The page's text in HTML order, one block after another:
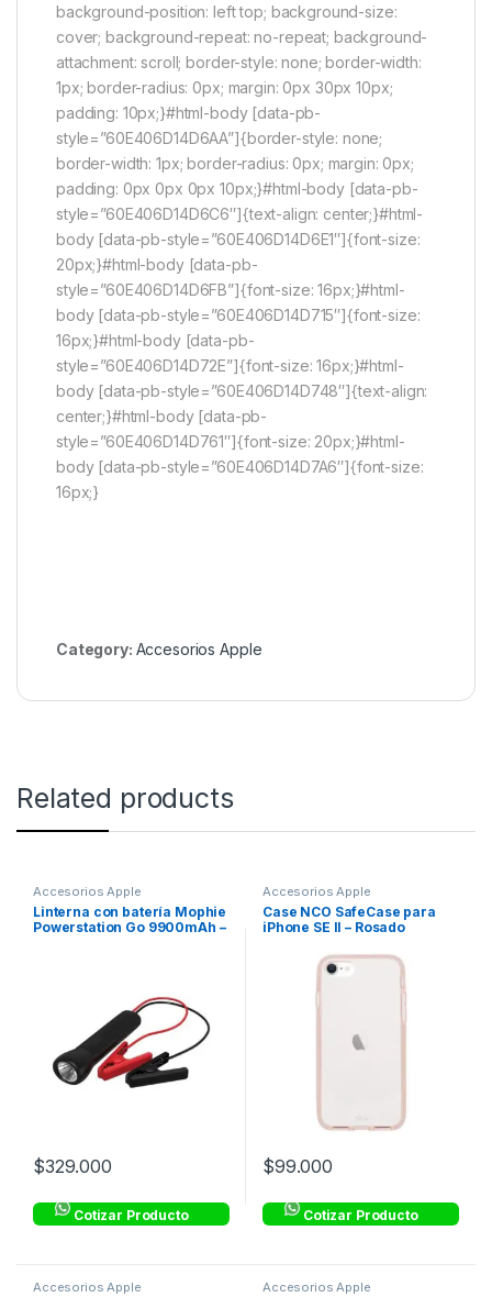
background-position: left top; background-size:
cover; background-repeat: no-repeat; background-
attachment: scroll; border-style: none; border-width:
1px; border-radius: 0px; margin: 0px 30px 10px;
padding: 10px;}#html-body [data-pb-
style=”60E406D14D6AA”]{border-style: none;
border-width: 1px; border-radius: 0px; margin: 0px;
padding: 0px 0px 0px 10px;}#html-body [data-pb-
style=”60E406D14D6C6″]{text-align: center;}#html-
body [data-pb-style=”60E406D14D6E1″]{font-size:
20px;}#html-body [data-pb-
style=”60E406D14D6FB”]{font-size: 16px;}#html-
body [data-pb-style=”60E406D14D715″]{font-size:
16px;}#html-body [data-pb-
style=”60E406D14D72E”]{font-size: 16px;}#html-
body [data-pb-style=”60E406D14D748″]{text-align:
center;}#html-body [data-pb-
style=”60E406D14D761″]{font-size: 20px;}#html-
body [data-pb-style=”60E406D14D7A6″]{font-size:
16px;}
Category: Accesorios Apple
Related products
Accesorios Apple
Linterna con batería Mophie
Powerstation Go 9900mAh –
$329.000
Cotizar Producto
Accesorios Apple
Case NCO SafeCase para
iPhone SE II – Rosado
$99.000
Cotizar Producto
Accesorios Apple Accesorios Apple